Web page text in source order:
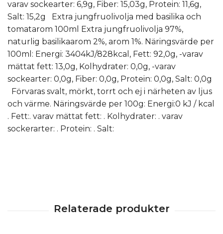
varav sockearter: 6,9g, Fiber: 15,03g, Protein: 11,6g,
Salt: 15,2g Extra jungfruolivolja med basilika och
tomatarom 100ml Extra jungfruolivolja 97%,
naturlig basilikaarom 2%, arom 1%. Näringsvärde per
100ml: Energi: 3404kJ/828kcal, Fett: 92,0g, -varav
mättat fett: 13,0g, Kolhydrater: 0,0g, -varav
sockearter: 0,0g, Fiber: 0,0g, Protein: 0,0g, Salt: 0,0g
Förvaras svalt, mörkt, torrt och ej i närheten av ljus
och värme. Näringsvärde per 100g: Energi:0 kJ / kcal
. Fett:. varav mättat fett: . Kolhydrater: . varav
sockerarter: . Protein: . Salt: